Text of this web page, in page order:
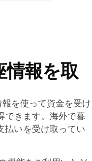
情報を取
を使って資金を受け
できます。海外で暮
払いを受け取ってい